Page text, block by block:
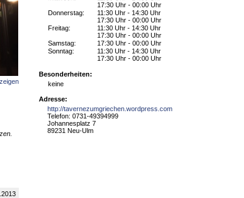
17:30 Uhr - 00:00 Uhr
Donnerstag:
11:30 Uhr - 14:30 Uhr
17:30 Uhr - 00:00 Uhr
Freitag:
11:30 Uhr - 14:30 Uhr
17:30 Uhr - 00:00 Uhr
Samstag:
17:30 Uhr - 00:00 Uhr
Sonntag:
11:30 Uhr - 14:30 Uhr
17:30 Uhr - 00:00 Uhr
Besonderheiten:
keine
Adresse:
http://tavernezumgriechen.wordpress.com
Telefon: 0731-49394999
Johannesplatz 7
89231 Neu-Ulm